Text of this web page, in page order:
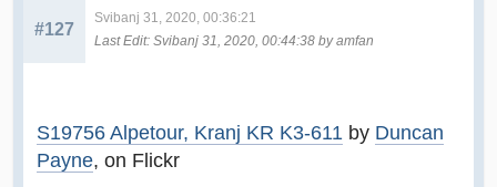
#127
Svibanj 31, 2020, 00:36:21
Last Edit: Svibanj 31, 2020, 00:44:38 by amfan
S19756 Alpetour, Kranj KR K3-611 by Duncan
Payne, on Flickr